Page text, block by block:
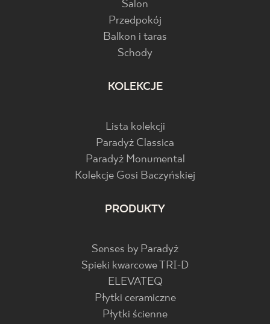
Salon
Przedpokój
Balkon i taras
Schody
KOLEKCJE
Lista kolekcji
Paradyż Classica
Paradyż Monumental
Kolekcje Gosi Baczyńskiej
PRODUKTY
Senses by Paradyż
Spieki kwarcowe TRI-D
ELEVATEQ
Płytki ceramiczne
Płytki ścienne